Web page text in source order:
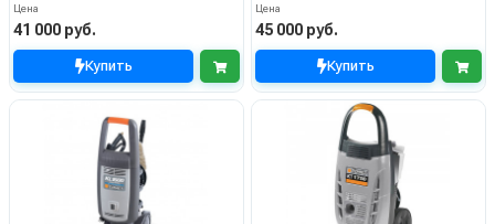
Цена
41 000 руб.
Купить
Цена
45 000 руб.
Купить